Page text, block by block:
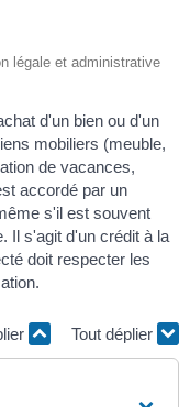
légale et administrative
d'un bien ou d'un
mobiliers (meuble,
de vacances,
accordé par un
s'il est souvent
Il s'agit d'un crédit à la
doit respecter les
Tout déplier